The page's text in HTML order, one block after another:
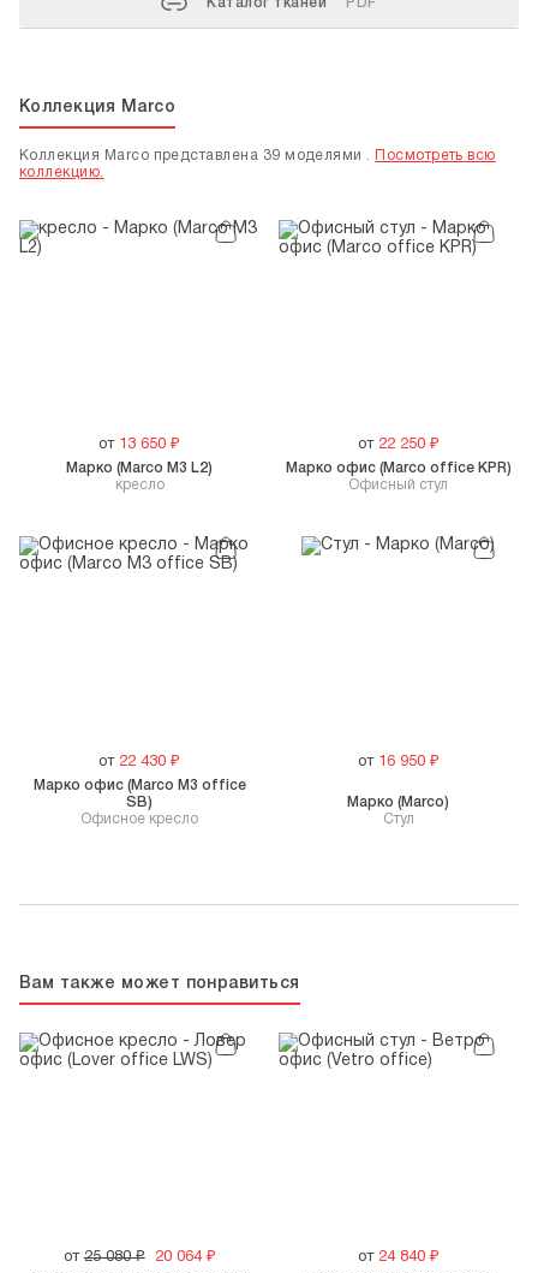
Каталог тканей PDF
Коллекция Marco
Коллекция Marco представлена 39 моделями .
Посмотреть всю
коллекцию.
от 13 650 ₽
кресло
Марко (Marco M3 L2)
от 22 250₽
Офисный стул
Марко офис (Marco office KPR)
от 22 430 ₽
Офисное кресло
Марко офис (Marco M3 office
SB)
от 16 950₽
Стул
Марко (Marco)
Вам также может понравиться
от 25 080₽ 20 064₽ от 24 840₽